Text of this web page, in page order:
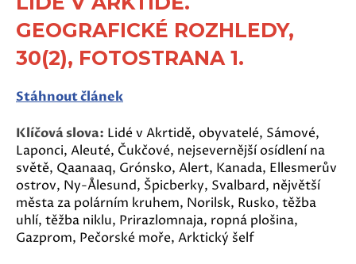
GEOGRAFICKÉ ROZHLEDY,
30(2), FOTOSTRANA 1.
Stáhnout článek
Klíčová slova: Lidé v Akrtidě, obyvatelé, Sámové,
Laponci, Aleuté, Čukčové, nejsevernější osídlení na
světě, Qaanaaq, Grónsko, Alert, Kanada, Ellesmerův
ostrov, Ny-Ålesund, Špicberky, Svalbard, nějvětší
města za polárním kruhem, Norilsk, Rusko, těžba
uhlí, těžba niklu, Prirazlomnaja, ropná plošina,
Gazprom, Pečorské moře, Arktický šelf